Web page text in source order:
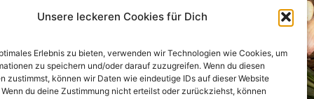
Unsere leckeren Cookies für Dich
Erlebnis zu bieten, verwenden wir Technologien wie Cookies, um
zu speichern und/oder darauf zuzugreifen. Wenn du diesen
zustimmst, können wir Daten wie eindeutige IDs auf dieser Website
du deine Zustimmung nicht erteilst oder zurückziehst, können
Infos für Dich
FAQ
Bewertungen